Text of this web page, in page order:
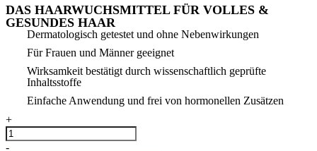
DAS HAARWUCHSMITTEL FÜR VOLLES &
GESUNDES HAAR
Dermatologisch getestet und ohne Nebenwirkungen
Für Frauen und Männer geeignet
Wirksamkeit bestätigt durch wissenschaftlich geprüfte
Inhaltsstoffe
Einfache Anwendung und frei von hormonellen Zusätzen
+
-